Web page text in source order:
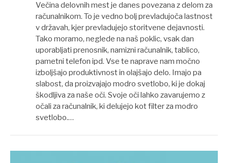
Večina delovnih mest je danes povezana z delom za
računalnikom. To je vedno bolj prevladujoča lastnost
v državah, kjer prevladujejo storitvene dejavnosti.
Tako moramo, neglede na naš poklic, vsak dan
uporabljati prenosnik, namizni računalnik, tablico,
pametni telefon ipd. Vse te naprave nam močno
izboljšajo produktivnost in olajšajo delo. Imajo pa
slabost, da proizvajajo modro svetlobo, ki je dokaj
škodljiva za naše oči. Svoje oči lahko zavarujemo z
očali za računalnik, ki delujejo kot filter za modro
svetlobo.…